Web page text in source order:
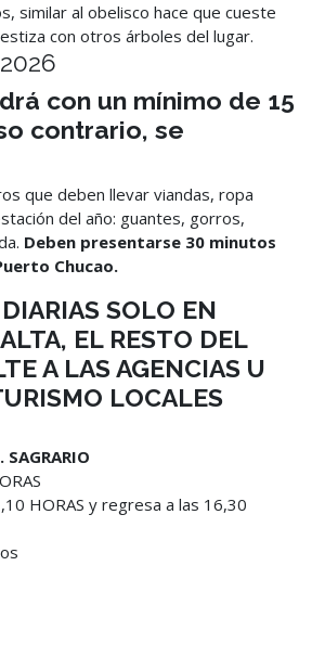
similar al obelisco hace que cueste
con otros árboles del lugar.
con un mínimo de 15
contrario, se
que deben llevar viandas, ropa
del año: guantes, gorros,
Deben presentarse 30 minutos
Chucao.
SOLO EN
EL RESTO DEL
A LAS AGENCIAS U
LOCALES
SAGRARIO
HORAS y regresa a las 16,30